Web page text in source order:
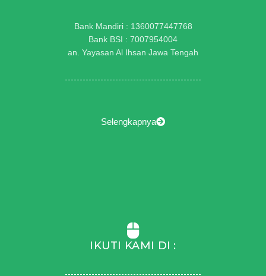
Bank Mandiri : 1360077447768
Bank BSI : 7007954004
an. Yayasan Al Ihsan Jawa Tengah
Selengkapnya
IKUTI KAMI DI :